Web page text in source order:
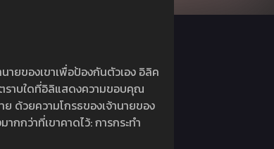
ยของเขาเพื่อป้องกันตัวเอง อิลิค
ราบใดที่อิลิแสดงความขอบคุณ
ด้วยความโกรธของเจ้านายของ
กว่าที่เขาคาดไว้: การกระทำ